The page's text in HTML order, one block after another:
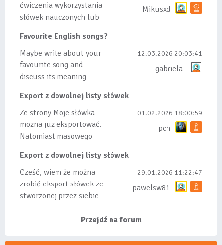
ćwiczenia wykorzystania
słówek nauczonych lub
tez ze wszys...
Mikusxd
Favourite English songs?
Maybe write about your
favourite song and
discuss its meaning
12.03.2026 20:03:41
gabriela-
Export z dowolnej listy słówek
Ze strony Moje słówka
można już eksportować.
Natomiast masowego
bo wiąże się...
01.02.2026 18:00:59
pch
Export z dowolnej listy słówek
Cześć, wiem że można
zrobić eksport słówek ze
stworzonej przez siebie
29.01.2026 11:22:47
pawelsw81
Przejdź na forum